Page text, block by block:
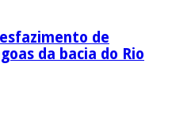
de
da bacia do Rio